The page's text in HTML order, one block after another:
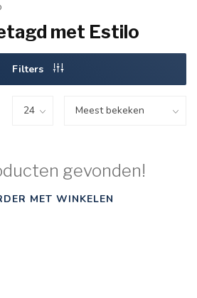
met Estilo
Filters
gevonden!
MET WINKELEN